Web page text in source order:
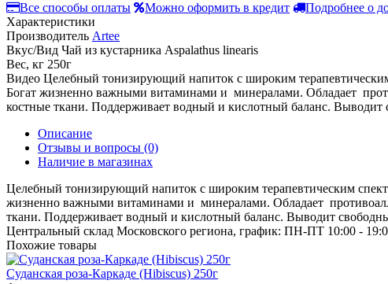
Все способы оплаты Можно оформить в кредит
Подробнее о
Характеристики
Производитель Artee
Вкус/Вид Чай из кустарника Aspalathus linearis
Вес, кг 250г
Видео Целебный тонизирующий напиток с широким
Богат жизненно важными витаминами и минералами. Обладает
костные ткани. Поддерживает водный и кислотный баланс.
Описание
Отзывы и вопросы (0)
Наличие в магазинах
Целебный тонизирующий напиток с широким терапевтическим
жизненно важными витаминами и минералами. Обладает
ткани. Поддерживает водный и кислотный баланс. Выводит
Центральный склад Московского региона, график: ПН-ПТ 10:00 -
Похожие товары
Cуданская роза-Каркаде (Hibiscus) 250г